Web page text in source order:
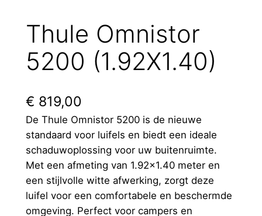
Thule Omnistor
5200 (1.92X1.40)
€ 819,00
De Thule Omnistor 5200 is de nieuwe
standaard voor luifels en biedt een ideale
schaduwoplossing voor uw buitenruimte.
Met een afmeting van 1.92×1.40 meter en
een stijlvolle witte afwerking, zorgt deze
luifel voor een comfortabele en beschermde
omgeving. Perfect voor campers en